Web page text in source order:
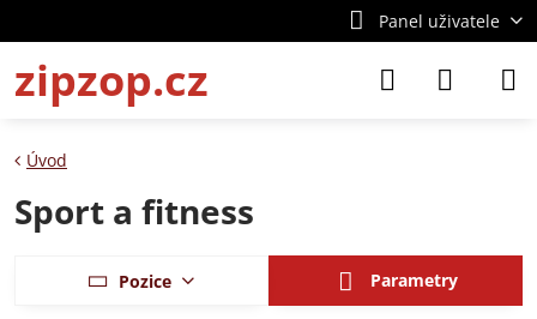
Panel uživatele
zipzop.cz
Úvod
Sport a fitness
Pozice Parametry